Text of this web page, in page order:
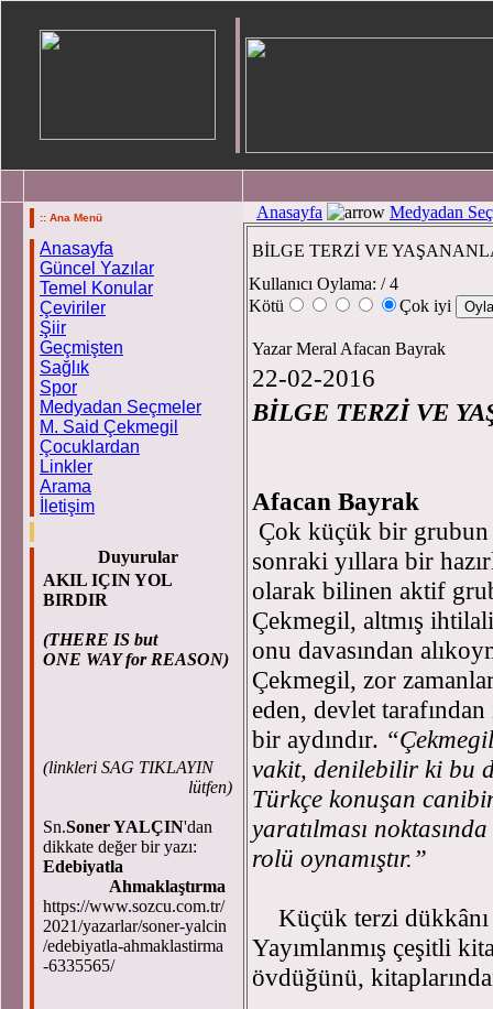
:: Ana Menü
Anasayfa
Güncel Yazılar
Temel Konular
Çeviriler
Şiir
Geçmişten
Sağlık
Spor
Medyadan Seçmeler
M. Said Çekmegil
Çocuklardan
Linkler
Arama
İletişim
Duyurular
AKIL IÇIN YOL
BIRDIR
(THERE IS but
ONE WAY for REASON)
(linkleri SAG TIKLAYIN
lütfen)
Sn.Soner YALÇIN'dan
dikkate değer bir yazı:
Edebiyatla
Ahmaklaştırma
https://www.sozcu.com.tr/
2021/yazarlar/soner-yalcin
/edebiyatla-ahmaklastirma
-6335565/
Anasayfa Medyadan
BİLGE TERZİ VE
Kullanıcı Oylama: / 4
Kötü
Çok iyi
Yazar Meral Afacan Bayrak
22-02-2016
BİLGE TERZİ VE
Afacan Bayrak
Çok küçük bir
sonraki yıllara bir
olarak bilinen aktif
Çekmegil, altmış
onu davasından
Çekmegil, zor
eden, devlet
bir aydındır.
vakit, denilebilir ki bu
Türkçe konuşan
yaratılması
rolü oynamıştır.”
Küçük terzi dükkânı
Yayımlanmış çeşitli
övdüğünü,